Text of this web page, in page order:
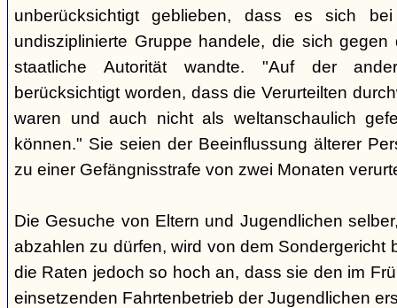
unberücksichtigt geblieben, dass es sich
undisziplinierte Gruppe handele, die sich
staatliche Autorität wandte. "Auf der
berücksichtigt worden, dass die Verurteilten
waren und auch nicht als weltanschaulich
können." Sie seien der Beeinflussung älterer
zu einer Gefängnisstrafe von zwei Monaten
Die Gesuche von Eltern und Jugendlichen
abzahlen zu dürfen, wird von dem Sondergericht
die Raten jedoch so hoch an, dass sie den im
einsetzenden Fahrtenbetrieb der Jugendlichen